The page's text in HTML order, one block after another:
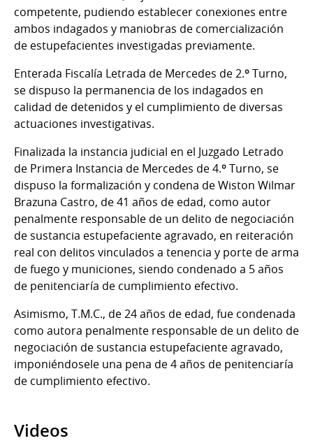
competente, pudiendo establecer conexiones entre
ambos indagados y maniobras de comercialización
de estupefacientes investigadas previamente.
Enterada Fiscalía Letrada de Mercedes de 2.º Turno,
se dispuso la permanencia de los indagados en
calidad de detenidos y el cumplimiento de diversas
actuaciones investigativas.
Finalizada la instancia judicial en el Juzgado Letrado
de Primera Instancia de Mercedes de 4.º Turno, se
dispuso la formalización y condena de Wiston Wilmar
Brazuna Castro, de 41 años de edad, como autor
penalmente responsable de un delito de negociación
de sustancia estupefaciente agravado, en reiteración
real con delitos vinculados a tenencia y porte de arma
de fuego y municiones, siendo condenado a 5 años
de penitenciaría de cumplimiento efectivo.
Asimismo, T.M.C., de 24 años de edad, fue condenada
como autora penalmente responsable de un delito de
negociación de sustancia estupefaciente agravado,
imponiéndosele una pena de 4 años de penitenciaría
de cumplimiento efectivo.
Videos